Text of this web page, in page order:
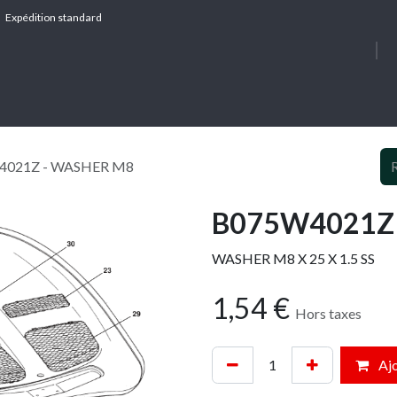
Expédition standard
- WASHER M8
B075W4021Z
WASHER M8 X 25 X 1.5 SS
1,54 € Hors taxes